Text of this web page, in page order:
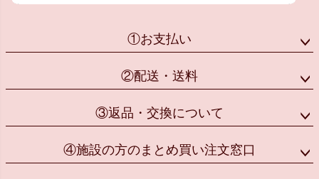
①お支払い
②配送・送料
③返品・交換について
④施設の方のまとめ買い注文窓口